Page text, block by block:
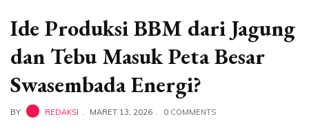
Ide Produksi BBM dari Jagung
dan Tebu Masuk Peta Besar
Swasembada Energi?
BY REDAKSI MARET 13, 2026 0 COMMENTS